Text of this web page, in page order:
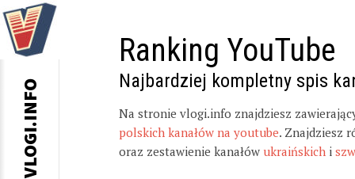
Ranking YouTube
Najbardziej kompletny spis
Na stronie vlogi.info znajdziesz
polskich kanałów na youtube. Znajdziesz
oraz zestawienie kanałów ukraińskich i
VLOGI.INFO